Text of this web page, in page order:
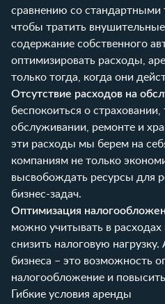
сравнению со стандартными
чтобы тратить
содержание собственного
оптимизировать расходы,
только тогда, когда они
Отсутствие расходов на
беспокоиться о страховании,
обслуживании, ремонте и
эти расходы мы берем на
компаниям не только
высвобождать ресурсы для
бизнес-задач.
Оптимизация
можно учитывать в расходах
снизить налоговую
бизнеса – это возможность
налогообложение и
Гибкие условия аренды